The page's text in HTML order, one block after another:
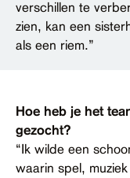
verschillen te
zien, kan een
als een riem.”
Hoe heb je het
gezocht?
“Ik wilde een
waarin spel,